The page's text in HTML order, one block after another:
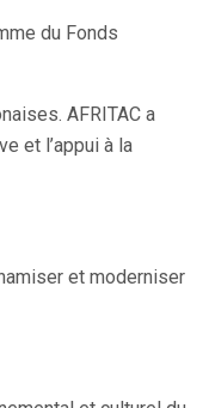
du Fonds
AFRITAC a
et l’appui à la
et moderniser